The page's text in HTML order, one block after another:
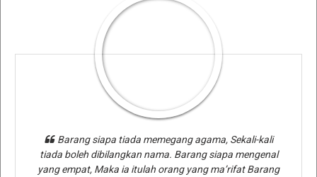
Barang siapa tiada memegang agama, Sekali-kali
tiada boleh dibilangkan nama. Barang siapa mengenal
yang empat, Maka ia itulah orang yang ma’rifat Barang